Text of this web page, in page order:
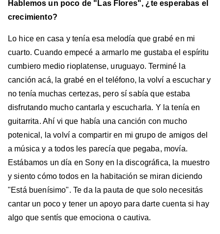
Hablemos un poco de "Las Flores", ¿te esperabas el
crecimiento?
Lo hice en casa y tenía esa melodía que grabé en mi
cuarto. Cuando empecé a armarlo me gustaba el espíritu
cumbiero medio rioplatense, uruguayo. Terminé la
canción acá, la grabé en el teléfono, la volví a escuchar y
no tenía muchas certezas, pero sí sabía que estaba
disfrutando mucho cantarla y escucharla. Y la tenía en
guitarrita. Ahí vi que había una canción con mucho
potenical, la volví a compartir en mi grupo de amigos del
a música y a todos les parecía que pegaba, movía.
Estábamos un día en Sony en la discográfica, la muestro
y siento cómo todos en la habitación se miran diciendo
"Está buenísimo". Te da la pauta de que solo necesitás
cantar un poco y tener un apoyo para darte cuenta si hay
algo que sentís que emociona o cautiva.